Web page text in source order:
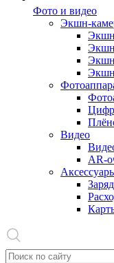
Фото и видео
Экшн-
Видео
AR-